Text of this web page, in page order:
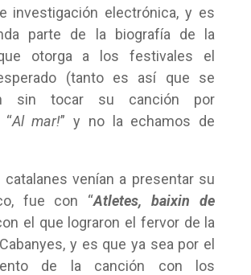
investigación electrónica, y es
parte de la biografía de la
otorga a los festivales el
(tanto es así que se
sin tocar su canción por
“Al mar!” y no la echamos de
catalanes venían a presentar su
fue con “Atletes, baixin de
el que lograron el fervor de la
y es que ya sea por el
de la canción con los